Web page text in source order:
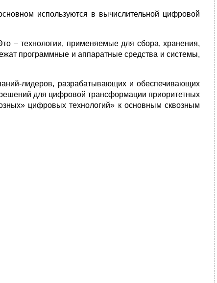
используются в вычислительной цифровой
– технологии, применяемые для сбора, хранения,
программные и аппаратные средства и системы,
лидеров, разрабатывающих и обеспечивающих
для цифровой трансформации приоритетных
цифровых технологий» к основным сквозным